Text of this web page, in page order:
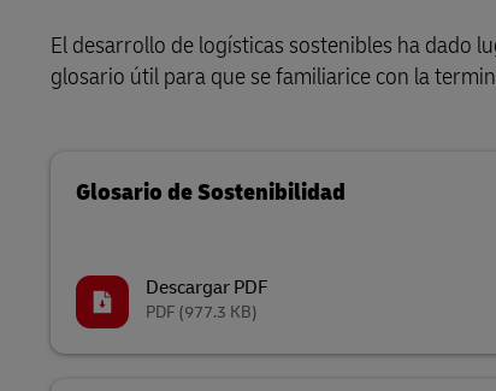
El desarrollo de logísticas sostenibles ha dado
glosario útil para que se familiarice con la
Glosario de Sostenibilidad
Descargar PDF
PDF (977.3 KB)